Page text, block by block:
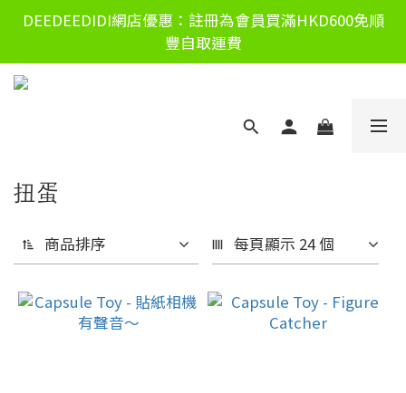
DEEDEEDIDI網店優惠：註冊為會員買滿HKD600免順
豐自取運費
扭蛋
商品排序 每頁顯示 24 個